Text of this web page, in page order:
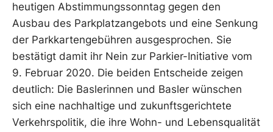
heutigen Abstimmungssonntag gegen den
Ausbau des Parkplatzangebots und eine Senkung
der Parkkartengebühren ausgesprochen. Sie
bestätigt damit ihr Nein zur Parkier-Initiative vom
9. Februar 2020. Die beiden Entscheide zeigen
deutlich: Die Baslerinnen und Basler wünschen
sich eine nachhaltige und zukunftsgerichtete
Verkehrspolitik, die ihre Wohn- und Lebensqualität